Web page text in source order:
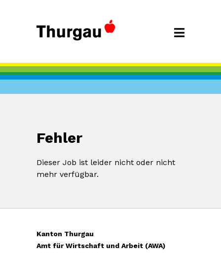
Fehler
Dieser Job ist leider nicht oder nicht
mehr verfügbar.
Kanton Thurgau
Amt für Wirtschaft und Arbeit (AWA)